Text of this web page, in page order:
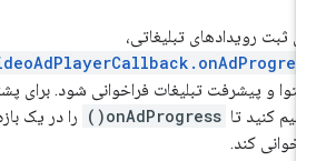
ثبت رویدادهای تبلیغاتی،
و پیشرفت تبلیغات فراخوانی شود. برای
کنید تا onAdProgress()
را در یک بازه
کند.